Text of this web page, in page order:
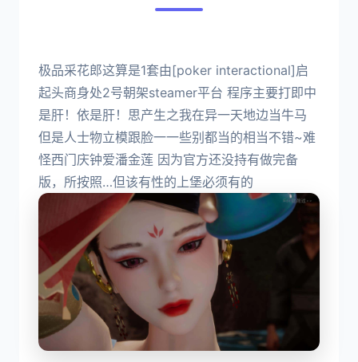
极品采花郎这算是1套由[poker interactional]启
起头商身处2号朝架steamer平台 程序主要打即中
是肝！依是肝！思产生之我在异一天地边当牛马
但是人士物立模跟脸一一些别都当的相当不错~难
怪西门庆钟爱潘金莲 因为官方还没持有做完备
版，所按照…但该有性的上堡必须有的